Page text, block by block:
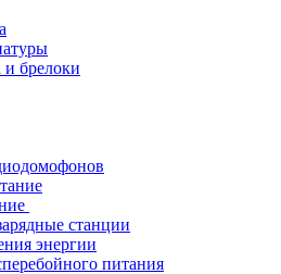
и брелоки
станции
энергии
питания